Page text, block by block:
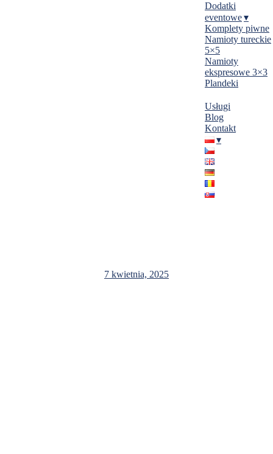
Dodatki
eventowe
Komplety piwne
Namioty tureckie
5×5
Namioty
ekspresowe 3×3
Plandeki
Usługi
Blog
Kontakt
7 kwietnia, 2025